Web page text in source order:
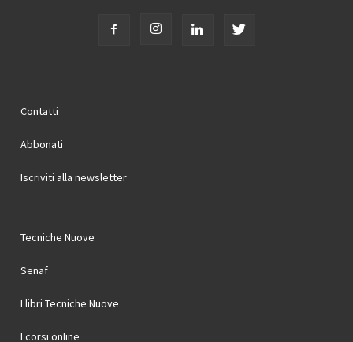
Contatti
Abbonati
Iscriviti alla newsletter
Tecniche Nuove
Senaf
I libri Tecniche Nuove
I corsi online